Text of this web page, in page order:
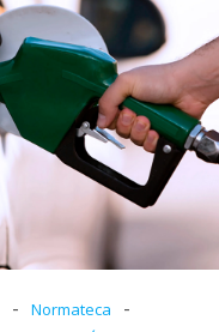
- Normateca -